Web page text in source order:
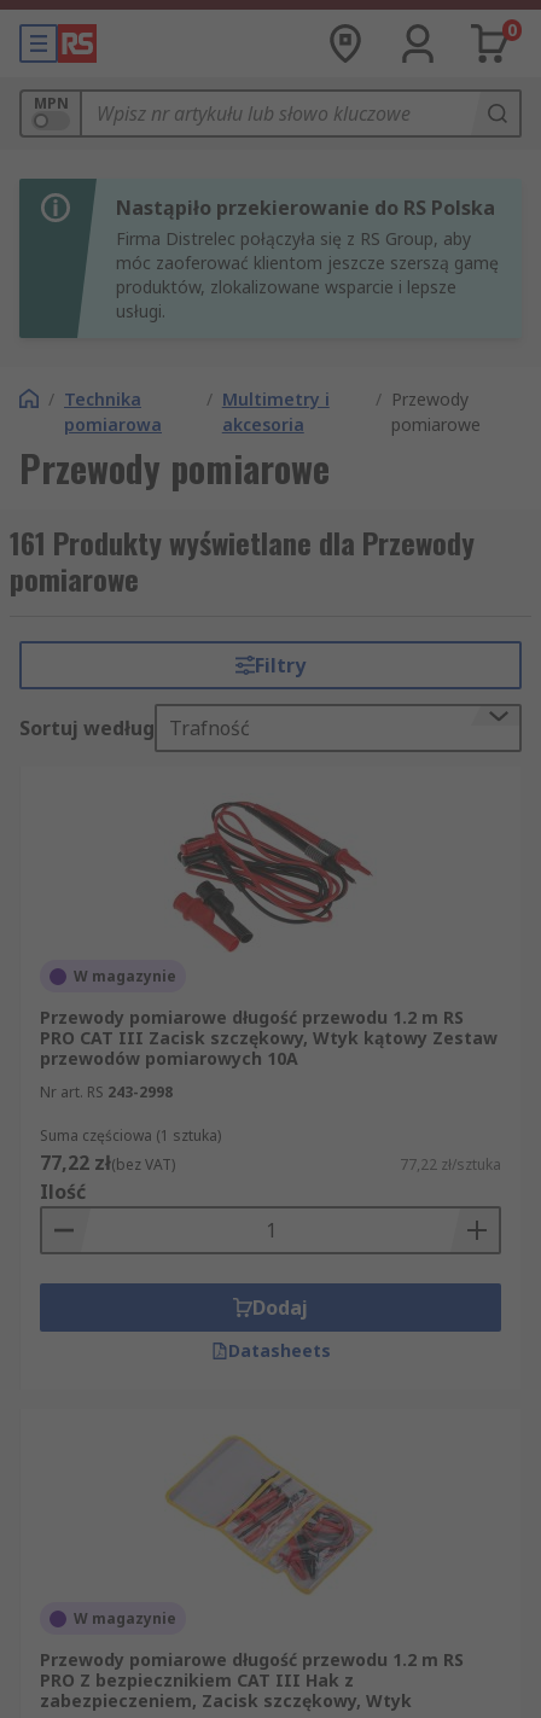
0
MPN
Nastąpiło przekierowanie do RS Polska
Firma Distrelec połączyła się z RS Group, aby
móc zaoferować klientom jeszcze szerszą gamę
produktów, zlokalizowane wsparcie i lepsze
usługi.
/ Technika
pomiarowa
/ Multimetry i
akcesoria
/ Przewody
pomiarowe
Przewody pomiarowe
161 Produkty wyświetlane dla Przewody
pomiarowe
Filtry
Sortuj według Trafność
W magazynie
Przewody pomiarowe długość przewodu 1.2 m RS
PRO CAT III Zacisk szczękowy, Wtyk kątowy Zestaw
przewodów pomiarowych 10A
Nr art. RS 243-2998
Suma częściowa (1 sztuka)
77,22 zł(bez VAT) 77,22 zł/sztuka
Ilość
Dodaj
Datasheets
W magazynie
Przewody pomiarowe długość przewodu 1.2 m RS
PRO Z bezpiecznikiem CAT III Hak z
zabezpieczeniem, Zacisk szczękowy, Wtyk